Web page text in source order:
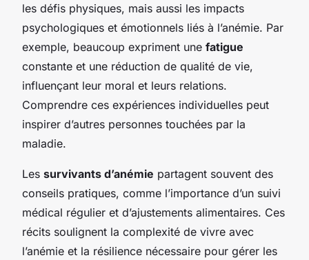
les défis physiques, mais aussi les impacts
psychologiques et émotionnels liés à l’anémie. Par
exemple, beaucoup expriment une fatigue
constante et une réduction de qualité de vie,
influençant leur moral et leurs relations.
Comprendre ces expériences individuelles peut
inspirer d’autres personnes touchées par la
maladie.
Les survivants d’anémie partagent souvent des
conseils pratiques, comme l’importance d’un suivi
médical régulier et d’ajustements alimentaires. Ces
récits soulignent la complexité de vivre avec
l’anémie et la résilience nécessaire pour gérer les